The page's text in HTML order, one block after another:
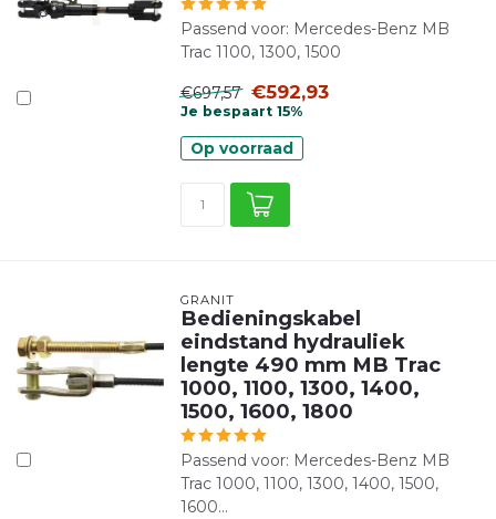
Passend voor: Mercedes-Benz MB
Trac 1100, 1300, 1500
€697,57 €592,93
Je bespaart 15%
Op voorraad
GRANIT
Bedieningskabel
eindstand hydrauliek
lengte 490 mm MB Trac
1000, 1100, 1300, 1400,
1500, 1600, 1800
Passend voor: Mercedes-Benz MB
Trac 1000, 1100, 1300, 1400, 1500,
1600...